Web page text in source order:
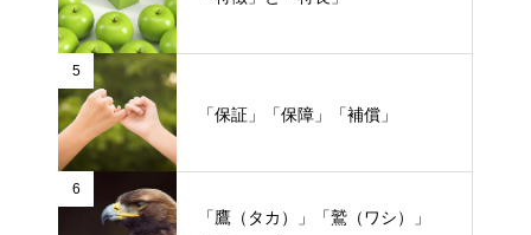
5
「保証」「保障」「補償」
6
「鷹（タカ）」「鷲（ワシ）」